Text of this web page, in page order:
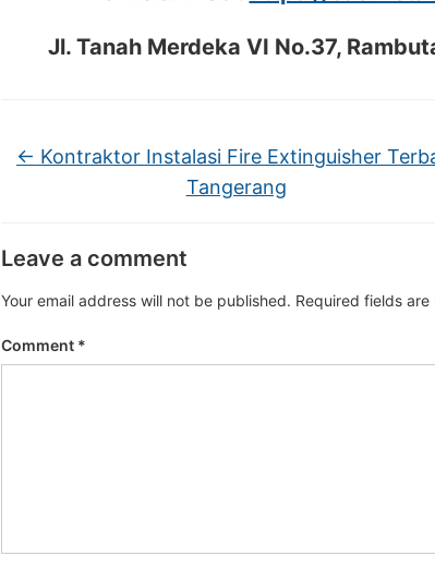
Jl. Tanah Merdeka VI No.37,
← Kontraktor Instalasi Fire Extinguisher
Tangerang
Leave a comment
Your email address will not be published. Required fields are
Comment *